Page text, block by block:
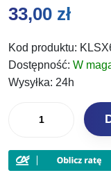
33,00 zł
Kod produktu:
Dostępność: W
Wysyłka: 24h
KORDA
LongShank